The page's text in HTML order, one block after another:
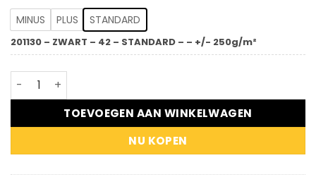
MINUS PLUS STANDARD
201130 – ZWART – 42 – STANDARD – – +/- 250g/m²
DASSY® Bryce - Werkbroek aantal
TOEVOEGEN AAN WINKELWAGEN
NU KOPEN